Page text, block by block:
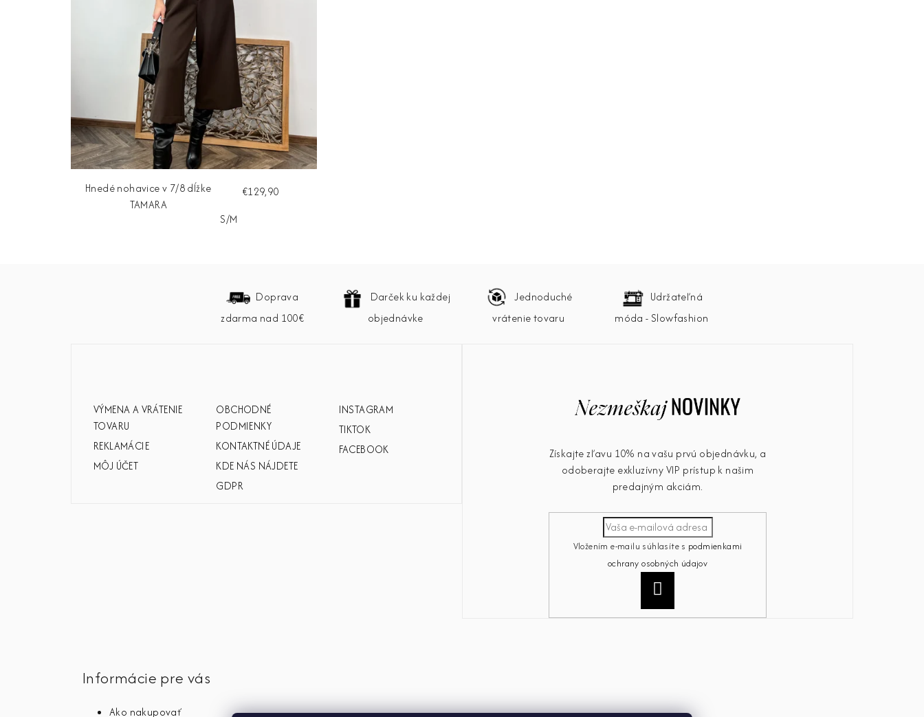
Hnedé nohavice v 7/8 dĺžke
TAMARA
€129,90
S/M
Doprava
zdarma nad 100€
Darček ku každej
objednávke
Jednoduché
vrátenie tovaru
Udržateľná
móda - Slowfashion
VÝMENA A VRÁTENIE
TOVARU
REKLAMÁCIE
MÔJ ÚČET
OBCHODNÉ
PODMIENKY
KONTAKTNÉ ÚDAJE
KDE NÁS NÁJDETE
GDPR
INSTAGRAM
TIKTOK
FACEBOOK
Získajte zľavu 10% na vašu prvú objednávku, a
odoberajte exkluzívny VIP prístup k našim
predajným akciám.
Vložením e-mailu súhlasíte s podmienkami
ochrany osobných údajov
Informácie pre vás
Ako nakupovať